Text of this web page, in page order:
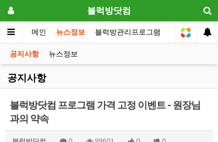
블럭방닷컴
메인 뉴스정보 블럭방관리프로그램 원장전용
공지사항 뉴스정보
공지사항
블럭방닷컴 프로그램 가격 고정 이벤트 - 원장님
과의 약속